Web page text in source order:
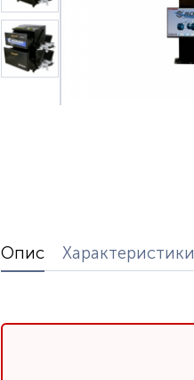
Опис Характеристики